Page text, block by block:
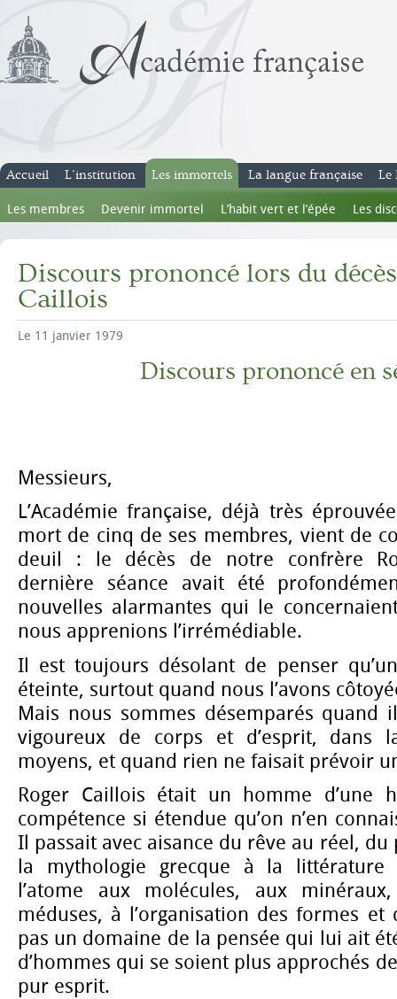
Accueil L’institution Les immortels
Les membres Devenir immortel L’habit vert et l’épée Les
La langue française Le
Discours prononcé lors du
Caillois
Le 11 janvier 1979
Discours prononcé en
Messieurs,
L’Académie française, déjà très
mort de cinq de ses membres, vient de
deuil : le décès de notre confrère
dernière séance avait été
nouvelles alarmantes qui le
nous apprenions l’irrémédiable.
Il est toujours désolant de penser
éteinte, surtout quand nous l’avons
Mais nous sommes désemparés quand
vigoureux de corps et d’esprit, dans
moyens, et quand rien ne faisait prévoir
Roger Caillois était un homme d’une
compétence si étendue qu’on n’en
Il passait avec aisance du rêve au réel, du
la mythologie grecque à la littérature
l’atome aux molécules, aux
méduses, à l’organisation des formes et
pas un domaine de la pensée qui lui ait
d’hommes qui se soient plus approchés
pur esprit.